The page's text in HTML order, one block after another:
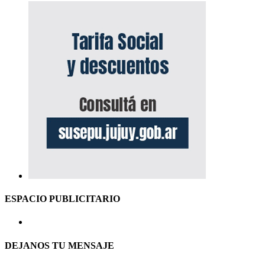
ESPACIO PUBLICITARIO
DEJANOS TU MENSAJE